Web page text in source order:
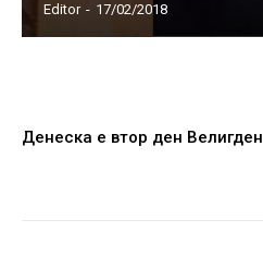
Editor - 17/02/2018
Денеска е втор ден Велигден